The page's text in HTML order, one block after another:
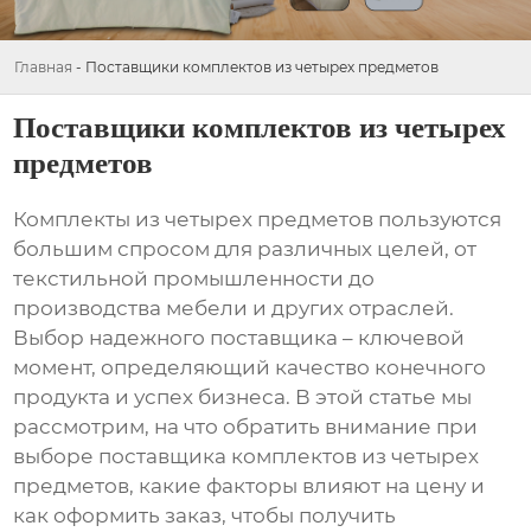
Главная - Поставщики комплектов из четырех предметов
Поставщики комплектов из четырех
предметов
Комплекты из четырех предметов пользуются
большим спросом для различных целей, от
текстильной промышленности до
производства мебели и других отраслей.
Выбор надежного поставщика – ключевой
момент, определяющий качество конечного
продукта и успех бизнеса. В этой статье мы
рассмотрим, на что обратить внимание при
выборе поставщика комплектов из четырех
предметов, какие факторы влияют на цену и
как оформить заказ, чтобы получить